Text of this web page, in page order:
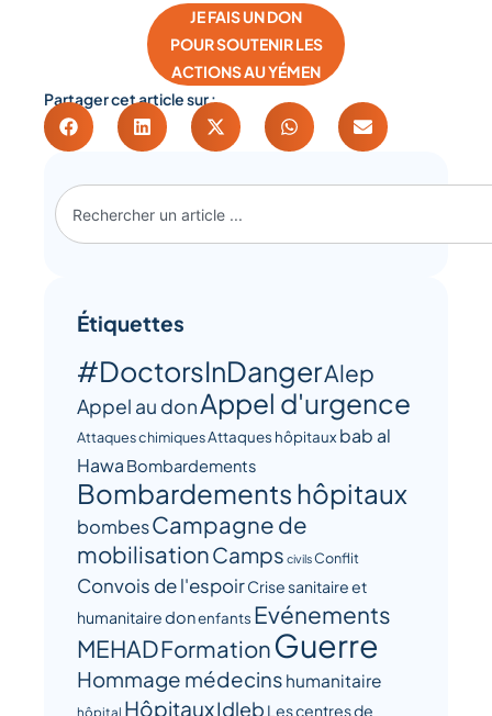
JE FAIS UN DON
POUR SOUTENIR LES
ACTIONS AU YÉMEN
Partager cet article sur :
Étiquettes
#DoctorsInDangerAlep
Appel au donAppel d'urgence
Attaques chimiquesAttaques hôpitaux bab al
Hawa Bombardements
Bombardements hôpitaux
bombesCampagne de
mobilisationCamps civilsConflit
Convois de l'espoirCrise sanitaire et
humanitairedonenfants Evénements
MEHADFormationGuerre
Hommage médecins humanitaire
hôpital HôpitauxIdleb Les centres de